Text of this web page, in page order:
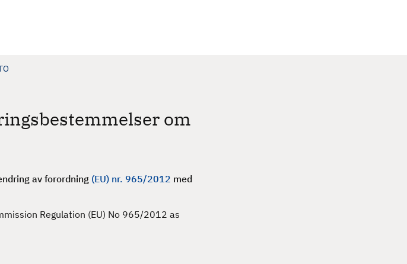
om
av forordning (EU) nr. 965/2012 med
Regulation (EU) No 965/2012 as